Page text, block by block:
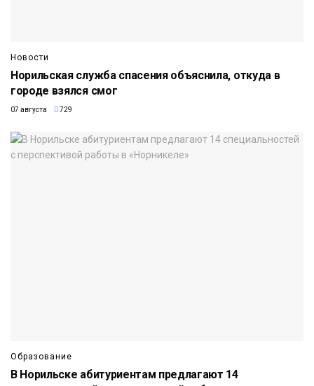
Новости
Норильская служба спасения объяснила, откуда в
городе взялся смог
07 августа 729
Образование
В Норильске абитуриентам предлагают 14